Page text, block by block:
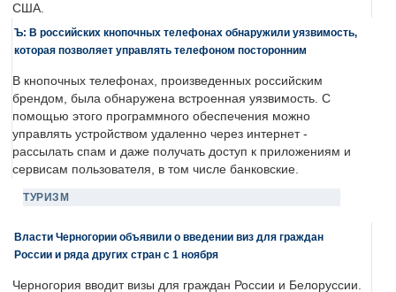
США.
Ъ: В российских кнопочных телефонах обнаружили уязвимость,
которая позволяет управлять телефоном посторонним
В кнопочных телефонах, произведенных российским
брендом, была обнаружена встроенная уязвимость. С
помощью этого программного обеспечения можно
управлять устройством удаленно через интернет -
рассылать спам и даже получать доступ к приложениям и
сервисам пользователя, в том числе банковские.
ТУРИЗМ
Власти Черногории объявили о введении виз для граждан
России и ряда других стран с 1 ноября
Черногория вводит визы для граждан России и Белоруссии.